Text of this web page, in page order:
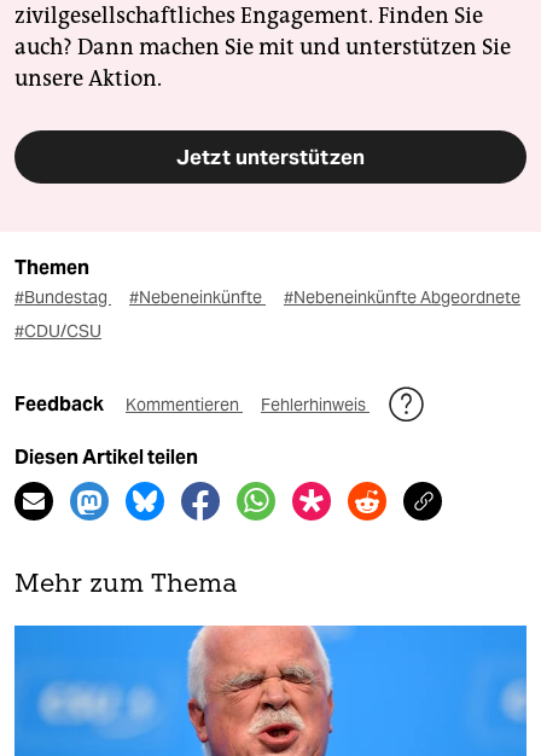
zivilgesellschaftliches Engagement. Finden Sie
auch? Dann machen Sie mit und unterstützen Sie
unsere Aktion.
Jetzt unterstützen
Themen
#Bundestag #Nebeneinkünfte
#Nebeneinkünfte Abgeordnete
#CDU/CSU
Feedback Kommentieren Fehlerhinweis
Diesen Artikel teilen
Mehr zum Thema